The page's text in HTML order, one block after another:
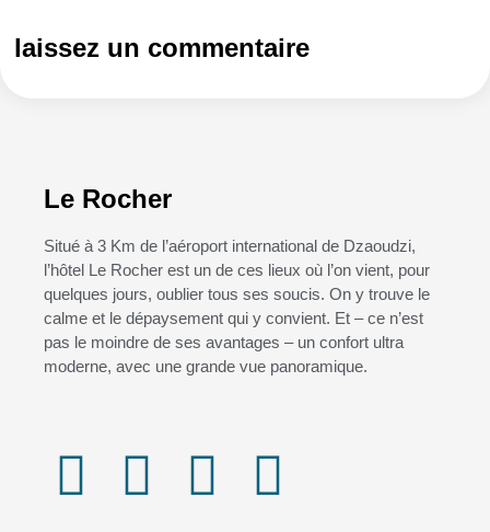
laissez un commentaire
Le Rocher
Situé à 3 Km de l’aéroport international de Dzaoudzi,
l’hôtel Le Rocher est un de ces lieux où l’on vient, pour
quelques jours, oublier tous ses soucis. On y trouve le
calme et le dépaysement qui y convient. Et – ce n’est
pas le moindre de ses avantages – un confort ultra
moderne, avec une grande vue panoramique.